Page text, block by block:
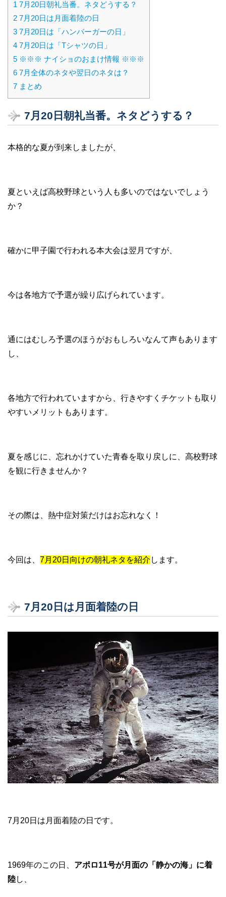
1 7月20日朝礼当番。ネタどうする？
2 7月20日は月面着陸の日
3 7月20日は「ハンバーガーの日」
4 7月20日は「Tシャツの日」
5 ※※※ ナイショのおまけ情報 ※※※
6 7月全体のネタや翌日のネタは？
7 まとめ
7月20日朝礼当番。ネタどうする？
本格的な夏が到来しましたが、
夏といえば高校野球という人も多いのではないでしょう
か？
確かに甲子園で行われる本大会は翌月ですが、
今は各地方で予選が繰り広げられています。
通にはむしろ予選のほうがおもしろいなんて声もあります
し、
各地方で行われていますから、行きやすくチケットも取り
やすいメリットもあります。
夏を感じに、忘れかけていた青春を取り戻しに、高校野球
を観に行きませんか？
その際は、熱中症対策だけはお忘れなく！
今回は、 7月20日向けの朝礼ネタを紹介 します。
7月20日は月面着陸の日
7月20日は月面着陸の日です。
1969年のこの日、 アポロ11号が月面の「静かの海」に着
陸し、